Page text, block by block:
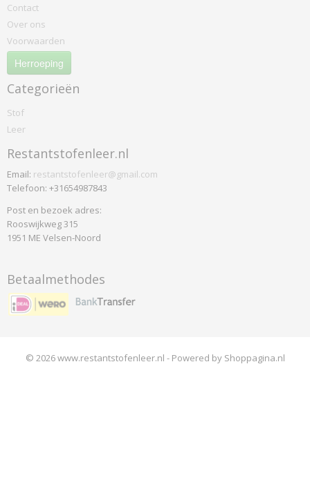
Contact
Over ons
Voorwaarden
Herroeping
Categorieën
Stof
Leer
Restantstofenleer.nl
Email: restantstofenleer@gmail.com
Telefoon: +31654987843
Post en bezoek adres:
Rooswijkweg 315
1951 ME Velsen-Noord
Betaalmethodes
© 2026 www.restantstofenleer.nl - Powered by Shoppagina.nl